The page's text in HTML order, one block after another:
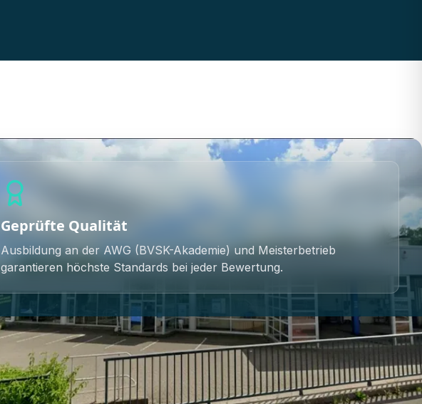
Geprüfte Qualität
Ausbildung an der AWG (BVSK-Akademie) und Meisterbetrieb
garantieren höchste Standards bei jeder Bewertung.